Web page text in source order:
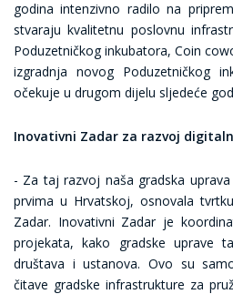
godina intenzivno radilo na
stvaraju kvalitetnu poslovnu
Poduzetničkog inkubatora, Coin
izgradnja novog Poduzetničkog
očekuje u drugom dijelu sljedeće
Inovativni Zadar za razvoj
- Za taj razvoj naša gradska
prvima u Hrvatskoj, osnovala
Zadar. Inovativni Zadar je
projekata, kako gradske uprave
društava i ustanova. Ovo su
čitave gradske infrastrukture za